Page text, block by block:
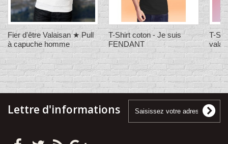
Fier d'être Valaisan ★ Pull
à capuche homme
T-Shirt coton - Je suis
FENDANT
T-
Lettre d'informations